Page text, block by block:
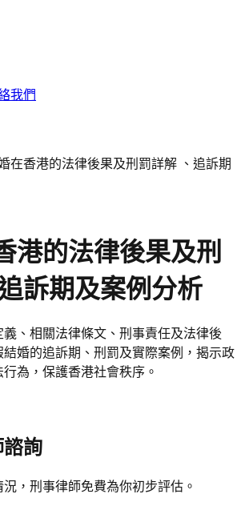
我們
在香港的法律後果及刑罰詳解 、追訴期
港的法律後果及刑
訴期及案例分析
、相關法律條文、刑事責任及法律後
婚的追訴期、刑罰及實際案例，揭示政
為，保護香港社會秩序。
詢
，刑事律師免費為你初步評估。